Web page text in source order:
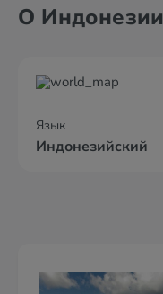
О Индонезии
Язык
Индонезийский